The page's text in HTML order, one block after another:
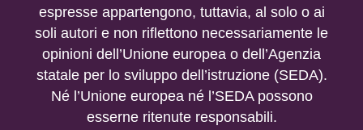
espresse appartengono, tuttavia, al solo o ai
soli autori e non riflettono necessariamente le
opinioni dell’Unione europea o dell’Agenzia
statale per lo sviluppo dell’istruzione (SEDA).
Né l’Unione europea né l’SEDA possono
esserne ritenute responsabili.